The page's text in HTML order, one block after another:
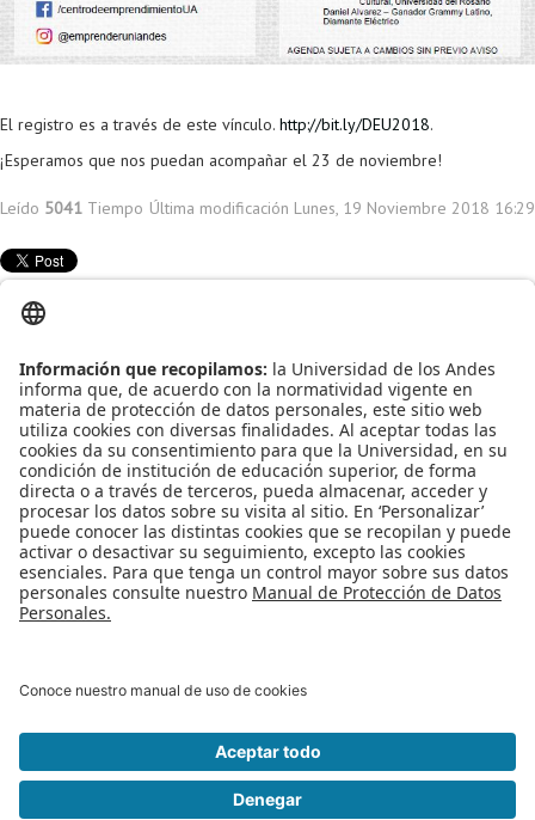
El registro es a través de este vínculo. http://bit.ly/DEU2018.
¡Esperamos que nos puedan acompañar el 23 de noviembre!
Leído 5041 Tiempo Última modificación Lunes, 19 Noviembre 2018 16:29
Publicado en
Artículos relacionados
¡Google en Uniandes!
Agro Reto – Cultivando País
Talleres Académicos
Primer Open Lab en Desarrollo de Realidad Mixta
SÉ PARTE DE IT CONSULTING GROUP
Más en esta categoría